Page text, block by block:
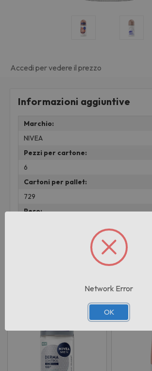
Accedi per vedere il prezzo
Informazioni aggiuntive
Marchio:
NIVEA
Pezzi per cartone:
6
Cartoni per pallet:
729
Peso:
Prodotti correlati
Network Error
OK